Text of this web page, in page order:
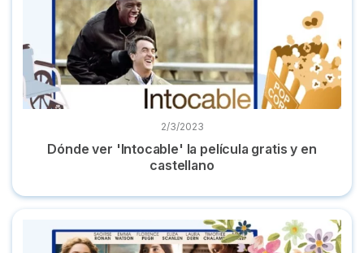
2/3/2023
Dónde ver 'Intocable' la película gratis y en
castellano
Dónde ver 'Mujercitas' online la película en castellano